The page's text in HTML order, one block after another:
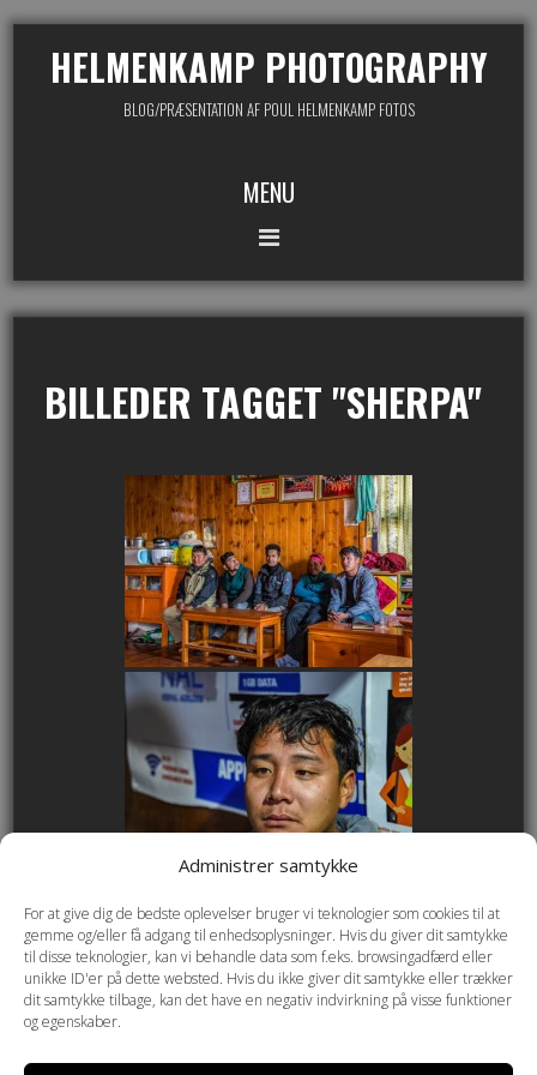
Administrer samtykke
For at give dig de bedste oplevelser bruger vi teknologier som cookies til at
gemme og/eller få adgang til enhedsoplysninger. Hvis du giver dit samtykke
til disse teknologier, kan vi behandle data som f.eks. browsingadfærd eller
unikke ID'er på dette websted. Hvis du ikke giver dit samtykke eller trækker
dit samtykke tilbage, kan det have en negativ indvirkning på visse funktioner
og egenskaber.
HELMENKAMP PHOTOGRAPHY
BLOG/PRÆSENTATION AF POUL HELMENKAMP FOTOS
MENU
BILLEDER TAGGET "SHERPA"